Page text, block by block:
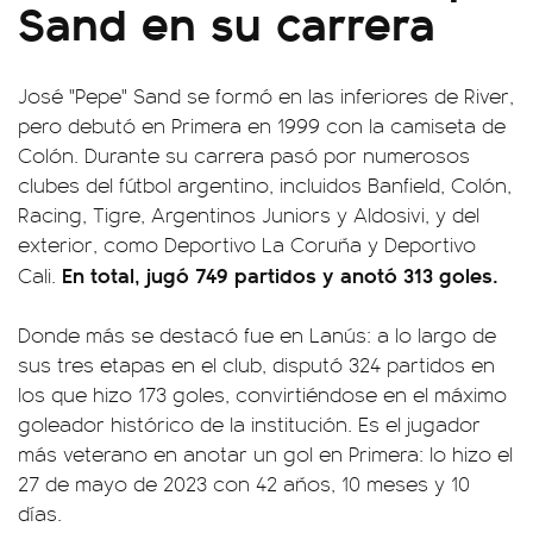
Sand en su carrera
José "Pepe" Sand se formó en las inferiores de River,
pero debutó en Primera en 1999 con la camiseta de
Colón. Durante su carrera pasó por numerosos
clubes del fútbol argentino, incluidos Banfield, Colón,
Racing, Tigre, Argentinos Juniors y Aldosivi, y del
exterior, como Deportivo La Coruña y Deportivo
Cali. En total, jugó 749 partidos y anotó 313 goles.
Donde más se destacó fue en Lanús: a lo largo de
sus tres etapas en el club, disputó 324 partidos en
los que hizo 173 goles, convirtiéndose en el máximo
goleador histórico de la institución. Es el jugador
más veterano en anotar un gol en Primera: lo hizo el
27 de mayo de 2023 con 42 años, 10 meses y 10
días.